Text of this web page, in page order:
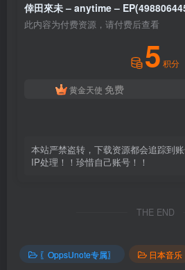
此内容为付费资源，请付费后查看
5 积分
黄金天使 免费
本站严禁盗转，下载资源都会追踪到
IP处理！！珍惜自己账号！！
THE END
〖OppsUnote专属〗 日本音乐